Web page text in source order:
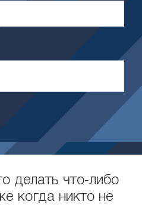
делать что-либо
когда никто не